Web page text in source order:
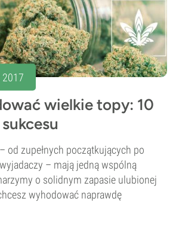
2017
wielkie topy: 10
od zupełnych początkujących po
– mają jedną wspólną
o solidnym zapasie ulubionej
wyhodować naprawdę